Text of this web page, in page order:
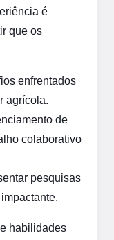
é
que os
enfrentados
agrícola.
de
colaborativo
pesquisas
habilidades